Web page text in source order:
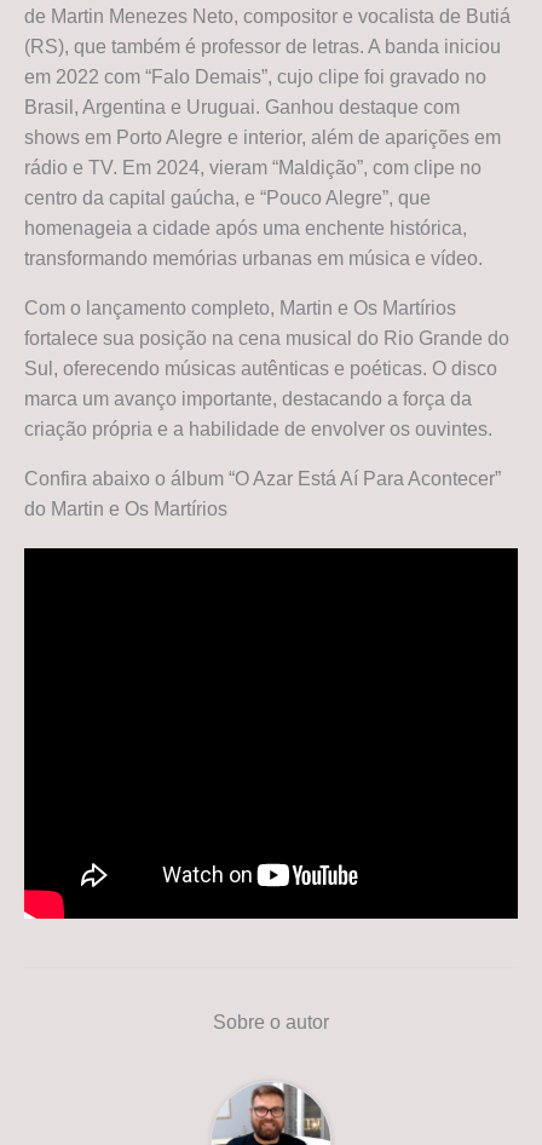
de Martin Menezes Neto, compositor e vocalista de Butiá
(RS), que também é professor de letras. A banda iniciou
em 2022 com “Falo Demais”, cujo clipe foi gravado no
Brasil, Argentina e Uruguai. Ganhou destaque com
shows em Porto Alegre e interior, além de aparições em
rádio e TV. Em 2024, vieram “Maldição”, com clipe no
centro da capital gaúcha, e “Pouco Alegre”, que
homenageia a cidade após uma enchente histórica,
transformando memórias urbanas em música e vídeo.
Com o lançamento completo, Martin e Os Martírios
fortalece sua posição na cena musical do Rio Grande do
Sul, oferecendo músicas autênticas e poéticas. O disco
marca um avanço importante, destacando a força da
criação própria e a habilidade de envolver os ouvintes.
Confira abaixo o álbum “O Azar Está Aí Para Acontecer”
do Martin e Os Martírios
Sobre o autor